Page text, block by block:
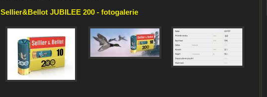
Sellier&Bellot JUBILEE 200 - fotogalerie